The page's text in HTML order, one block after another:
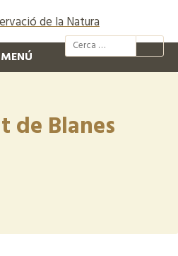
@xcn.cat
MENÚ
de Blanes